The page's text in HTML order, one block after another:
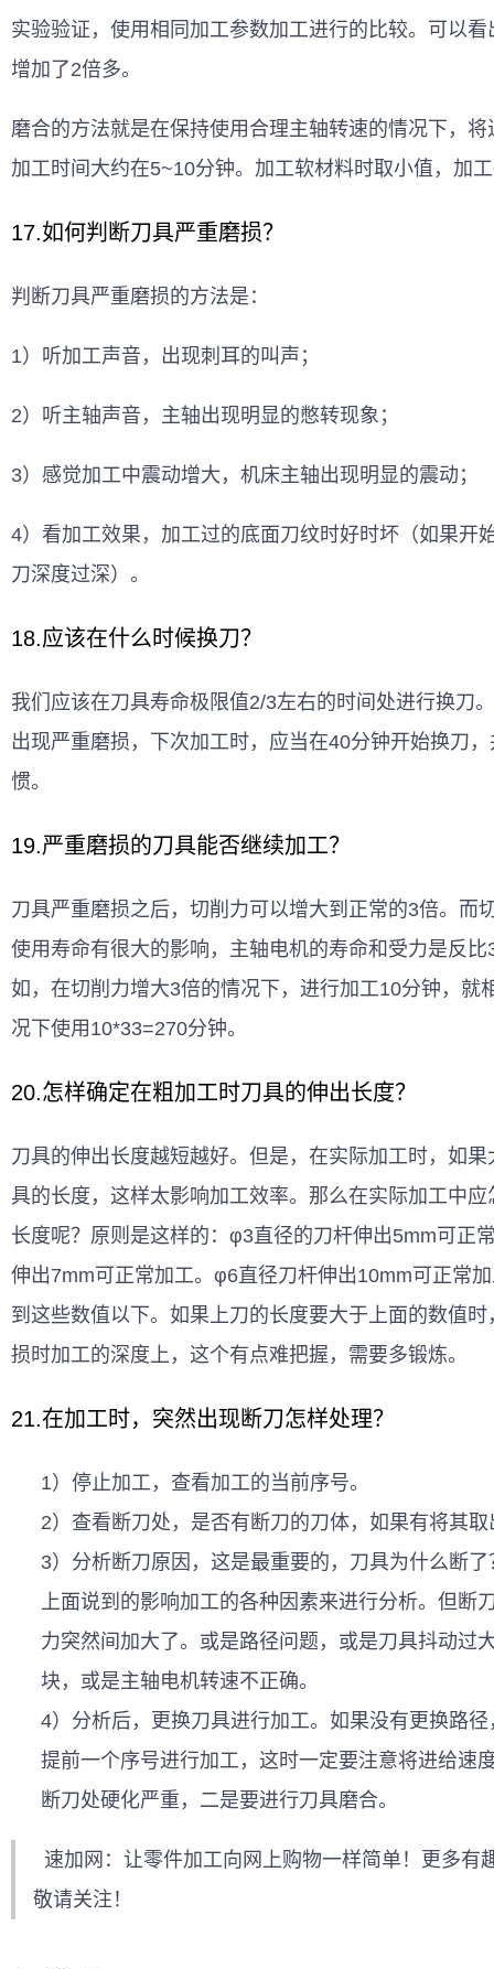
实验验证，使用相同加工参数加工进行的比较。可以
增加了2倍多。
磨合的方法就是在保持使用合理主轴转速的情况下，
加工时间大约在5~10分钟。加工软材料时取小值，加
17.如何判断刀具严重磨损？
判断刀具严重磨损的方法是：
1）听加工声音，出现刺耳的叫声；
2）听主轴声音，主轴出现明显的憋转现象；
3）感觉加工中震动增大，机床主轴出现明显的震动；
4）看加工效果，加工过的底面刀纹时好时坏（如果开
刀深度过深）。
18.应该在什么时候换刀？
我们应该在刀具寿命极限值2/3左右的时间处进行换刀
出现严重磨损，下次加工时，应当在40分钟开始换刀
惯。
19.严重磨损的刀具能否继续加工？
刀具严重磨损之后，切削力可以增大到正常的3倍。而
使用寿命有很大的影响，主轴电机的寿命和受力是反
如，在切削力增大3倍的情况下，进行加工10分钟，就
况下使用10*33=270分钟。
20.怎样确定在粗加工时刀具的伸出长度？
刀具的伸出长度越短越好。但是，在实际加工时，如
具的长度，这样太影响加工效率。那么在实际加工中
长度呢？原则是这样的：φ3直径的刀杆伸出5mm可正
伸出7mm可正常加工。φ6直径刀杆伸出10mm可正常
到这些数值以下。如果上刀的长度要大于上面的数值
损时加工的深度上，这个有点难把握，需要多锻炼。
21.在加工时，突然出现断刀怎样处理？
1）停止加工，查看加工的当前序号。
2）查看断刀处，是否有断刀的刀体，如果有将其取
3）分析断刀原因，这是最重要的，刀具为什么断
上面说到的影响加工的各种因素来进行分析。但断
力突然间加大了。或是路径问题，或是刀具抖动过
块，或是主轴电机转速不正确。
4）分析后，更换刀具进行加工。如果没有更换路
提前一个序号进行加工，这时一定要注意将进给速
断刀处硬化严重，二是要进行刀具磨合。
速加网 ：让零件加工向网上购物一样简单！更多有